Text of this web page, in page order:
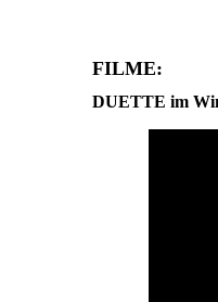
FILME:
DUETTE im